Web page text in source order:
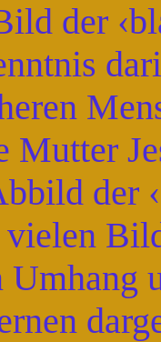
der
Mutter
der
vielen
Umhang